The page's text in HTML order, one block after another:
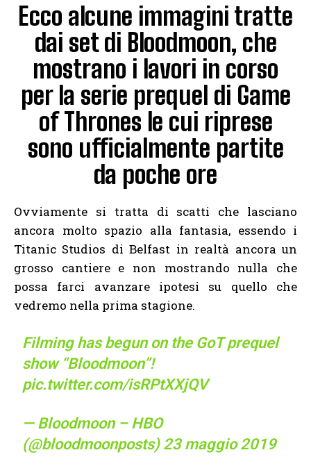
Ecco alcune immagini tratte
dai set di Bloodmoon, che
mostrano i lavori in corso
per la serie prequel di Game
of Thrones le cui riprese
sono ufficialmente partite
da poche ore
Ovviamente si tratta di scatti che lasciano
ancora molto spazio alla fantasia, essendo i
Titanic Studios di Belfast in realtà ancora un
grosso cantiere e non mostrando nulla che
possa farci avanzare ipotesi su quello che
vedremo nella prima stagione.
Filming has begun on the GoT prequel
show “Bloodmoon”!
pic.twitter.com/isRPtXXjQV
— Bloodmoon – HBO
(@bloodmoonposts) 23 maggio 2019